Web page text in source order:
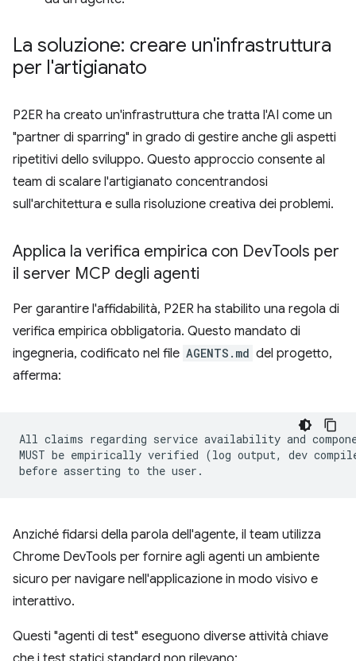
La soluzione: creare un'infrastruttura
per l'artigianato
P2ER ha creato un'infrastruttura che tratta l'AI come un
"partner di sparring" in grado di gestire anche gli aspetti
ripetitivi dello sviluppo. Questo approccio consente al
team di scalare l'artigianato concentrandosi
sull'architettura e sulla risoluzione creativa dei problemi.
Applica la verifica empirica con DevTools per
il server MCP degli agenti
Per garantire l'affidabilità, P2ER ha stabilito una regola di
verifica empirica obbligatoria. Questo mandato di
ingegneria, codificato nel file AGENTS.md del progetto,
afferma:
All claims regarding service availability and
MUST be empirically verified (log output, dev
Anziché fidarsi della parola dell'agente, il team utilizza
Chrome DevTools per fornire agli agenti un ambiente
sicuro per navigare nell'applicazione in modo visivo e
interattivo.
Questi "agenti di test" eseguono diverse attività chiave